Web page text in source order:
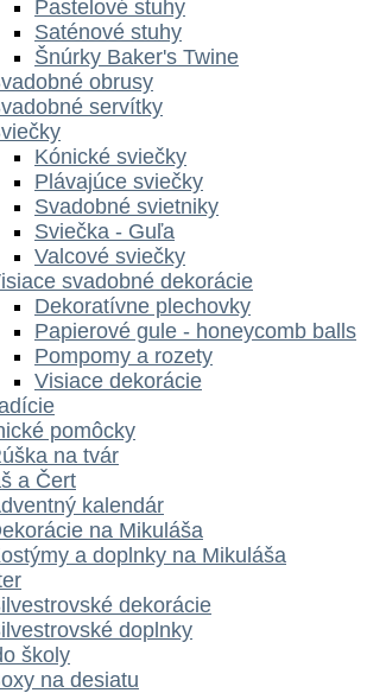
Pastelové stuhy
Saténové stuhy
Šnúrky Baker's Twine
obrusy
servítky
Kónické sviečky
Plávajúce sviečky
Svadobné svietniky
Sviečka - Guľa
Valcové sviečky
svadobné dekorácie
Dekoratívne plechovky
Papierové gule - honeycomb balls
Pompomy a rozety
Visiace dekorácie
pomôcky
na tvár
a Čert
kalendár
na Mikuláša
a doplnky na Mikuláša
dekorácie
doplnky
školy
na desiatu